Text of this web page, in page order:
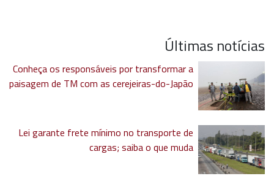
Últimas notícias
Conheça os responsáveis por transformar a
paisagem de TM com as cerejeiras-do-Japão
Lei garante frete mínimo no transporte de
cargas; saiba o que muda